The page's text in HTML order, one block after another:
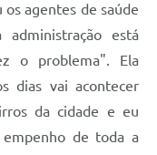
agentes de saúde
está
o problema". Ela
dias vai acontecer
da cidade e eu
empenho de toda a